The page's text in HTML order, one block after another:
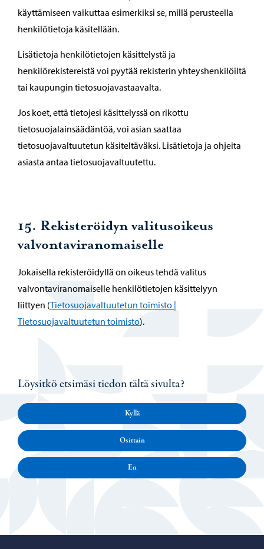
käyttämiseen vaikuttaa esimerkiksi se, millä perusteella
henkilötietoja käsitellään.
Lisätietoja henkilötietojen käsittelystä ja
henkilörekistereistä voi pyytää rekisterin yhteyshenkilöiltä
tai kaupungin tietosuojavastaavalta.
Jos koet, että tietojesi käsittelyssä on rikottu
tietosuojalainsäädäntöä, voi asian saattaa
tietosuojavaltuutetun käsiteltäväksi. Lisätietoja ja ohjeita
asiasta antaa tietosuojavaltuutettu.
15. Rekisteröidyn valitusoikeus
valvontaviranomaiselle
Jokaisella rekisteröidyllä on oikeus tehdä valitus
valvontaviranomaiselle henkilötietojen käsittelyyn
liittyen (Tietosuojavaltuutetun toimisto |
Tietosuojavaltuutetun toimisto).
Löysitkö etsimäsi tiedon tältä sivulta?
Kyllä
Osittain
En